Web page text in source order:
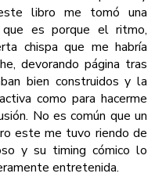
libro me tomó una
es porque el ritmo,
chispa que me habría
devorando página tras
bien construidos y la
como para hacerme
No es común que un
este me tuvo riendo de
y su timing cómico lo
entretenida.